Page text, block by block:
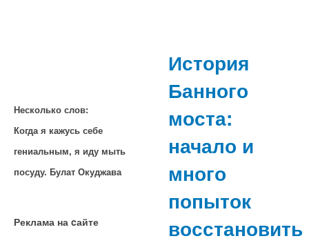
Несколько слов:
Когда я кажусь себе
гениальным, я иду мыть
посуду. Булат Окуджава
Реклама на cайте
История
Банного
моста:
начало и
много
попыток
восстановить